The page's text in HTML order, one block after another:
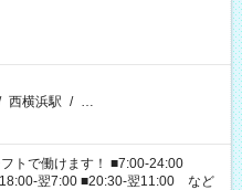
西横浜駅 / …
トで働けます！ ■7:00-24:00
翌7:00 ■20:30-翌11:00 など